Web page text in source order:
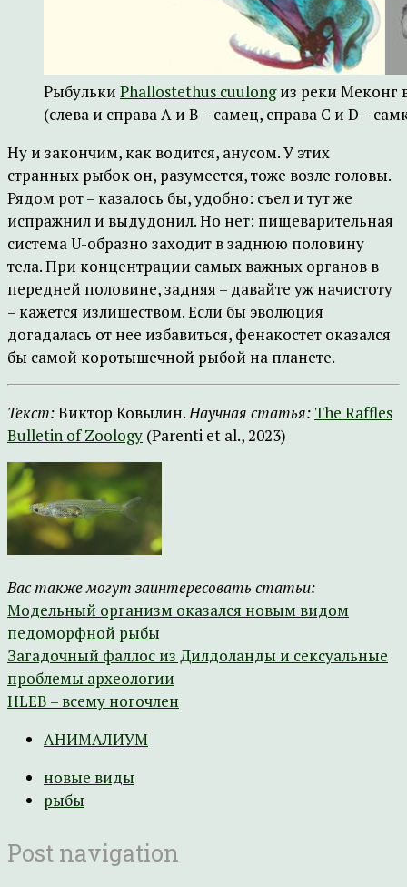
Рыбульки Phallostethus cuulongиз реки Меконг
(слева и справа А и B – самец, справа C и D –
Ну и закончим, как водится, анусом. У этих
странных рыбок он, разумеется, тоже возле головы.
Рядом рот – казалось бы, удобно: съел и тут же
испражнил и выдудонил. Но нет: пищеварительная
система U-образно заходит в заднюю половину
тела. При концентрации самых важных органов в
передней половине, задняя – давайте уж начистоту
– кажется излишеством. Если бы эволюция
догадалась от нее избавиться, фенакостет оказался
бы самой коротышечной рыбой на планете.
Текст:Виктор Ковылин.Научная статья: The Raffles
Bulletin of Zoology (Parenti et al., 2023)
Вас также могут заинтересовать статьи:
Модельный организм оказался новым видом
педоморфной рыбы
Загадочный фаллос из Дилдоланды и сексуальные
проблемы археологии
HLEB – всему ногочлен
АНИМАЛИУМ
новые виды
рыбы
Post navigation